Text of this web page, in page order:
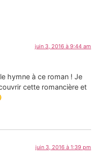
juin 3, 2016 à 9:44 am
hymne à ce roman ! Je
cette romancière et
juin 3, 2016 à 1:39 pm